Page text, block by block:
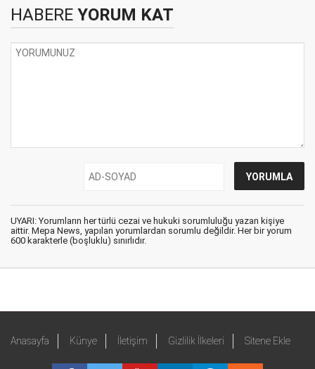
HABERE YORUM KAT
UYARI: Yorumların her türlü cezai ve hukuki sorumluluğu yazan kişiye
aittir. Mepa News, yapılan yorumlardan sorumlu değildir. Her bir yorum
600 karakterle (boşluklu) sınırlıdır.
Anasayfa Künye İletişim Gizlilik İlkeleri Sitene Ekle